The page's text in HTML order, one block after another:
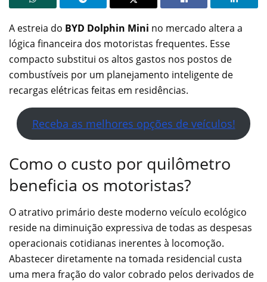
A estreia do BYD Dolphin Mini no mercado altera a
lógica financeira dos motoristas frequentes. Esse
compacto substitui os altos gastos nos postos de
combustíveis por um planejamento inteligente de
recargas elétricas feitas em residências.
Receba as melhores opções de veículos!
Como o custo por quilômetro
beneficia os motoristas?
O atrativo primário deste moderno veículo ecológico
reside na diminuição expressiva de todas as despesas
operacionais cotidianas inerentes à locomoção.
Abastecer diretamente na tomada residencial custa
uma mera fração do valor cobrado pelos derivados de